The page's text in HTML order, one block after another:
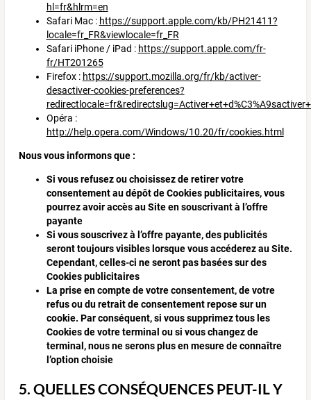
hl=fr&hlrm=en
Safari Mac : https://support.apple.com/kb/PH21411?
locale=fr_FR&viewlocale=fr_FR
Safari iPhone / iPad : https://support.apple.com/fr-
fr/HT201265
Firefox : https://support.mozilla.org/fr/kb/activer-
desactiver-cookies-preferences?
Opéra :
http://help.opera.com/Windows/10.20/fr/cookies.html
Nous vous informons que :
Si vous refusez ou choisissez de retirer votre
consentement au dépôt de Cookies publicitaires, vous
pourrez avoir accès au Site en souscrivant à l’offre
payante
Si vous souscrivez à l’offre payante, des publicités
seront toujours visibles lorsque vous accéderez au Site.
Cependant, celles-ci ne seront pas basées sur des
Cookies publicitaires
La prise en compte de votre consentement, de votre
refus ou du retrait de consentement repose sur un
cookie. Par conséquent, si vous supprimez tous les
Cookies de votre terminal ou si vous changez de
terminal, nous ne serons plus en mesure de connaître
l’option choisie
5. QUELLES CONSÉQUENCES PEUT-IL Y